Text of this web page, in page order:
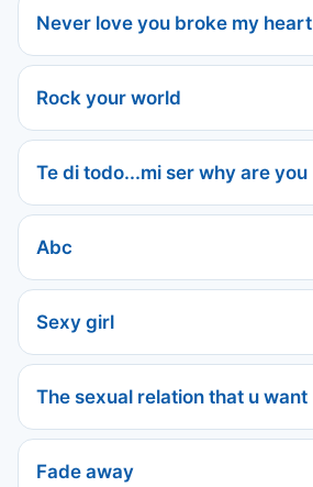
Never love you broke my heart
Rock your world
Te di todo...mi ser why are you
Abc
Sexy girl
The sexual relation that u want
Fade away